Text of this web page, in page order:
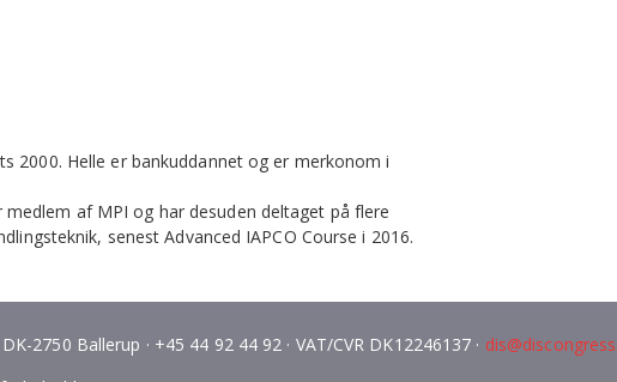
2000. Helle er bankuddannet og er merkonom i
af MPI og har desuden deltaget på flere
senest Advanced IAPCO Course i 2016.
2750 Ballerup · +45 44 92 44 92 · VAT/CVR DK12246137 ·